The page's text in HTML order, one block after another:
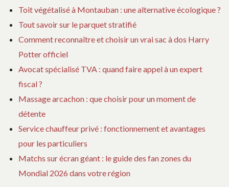
Toit végétalisé à Montauban : une alternative écologique ?
Tout savoir sur le parquet stratifié
Comment reconnaître et choisir un vrai sac à dos Harry
Potter officiel
Avocat spécialisé TVA : quand faire appel à un expert
fiscal ?
Massage arcachon : que choisir pour un moment de
détente
Service chauffeur privé : fonctionnement et avantages
pour les particuliers
Matchs sur écran géant : le guide des fan zones du
Mondial 2026 dans votre région